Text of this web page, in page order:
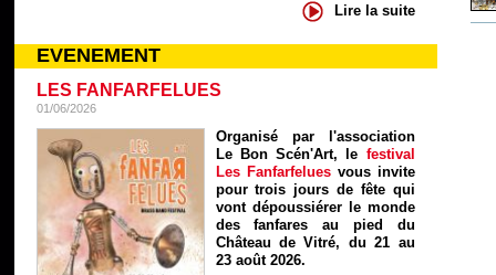
Lire la suite
EVENEMENT
LES FANFARFELUES
01/06/2026
Organisé par l'association
Le Bon Scén'Art, le festival
Les Fanfarfelues vous invite
pour trois jours de fête qui
vont dépoussiérer le monde
des fanfares au pied du
Château de Vitré, du 21 au
23 août 2026.